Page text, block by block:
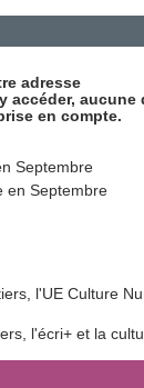
adresse
accéder,
en compte.
Septembre
en Septembre
l'UE Culture
l'écri+ et la